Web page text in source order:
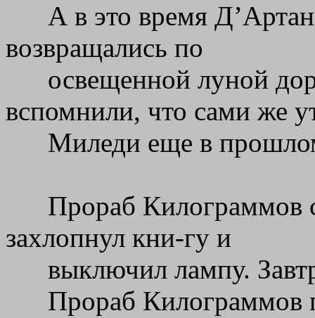
А в это время
возвращались по
освещенной луной
вспомнили, что сами же
Миледи еще в
Прораб Килограммов
захлопнул кни-гу и
выключил лампу.
Прораб Килограммов